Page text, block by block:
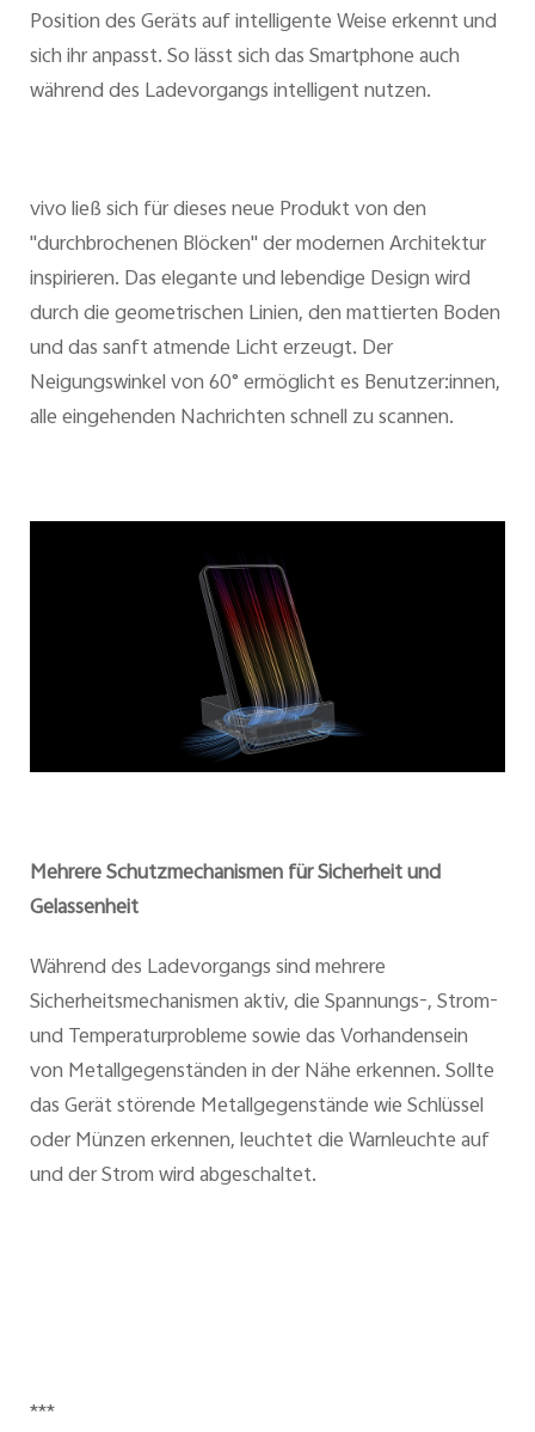
Position des Geräts auf intelligente Weise erkennt und
sich ihr anpasst. So lässt sich das Smartphone auch
während des Ladevorgangs intelligent nutzen.
vivo ließ sich für dieses neue Produkt von den
"durchbrochenen Blöcken" der modernen Architektur
inspirieren. Das elegante und lebendige Design wird
durch die geometrischen Linien, den mattierten Boden
und das sanft atmende Licht erzeugt. Der
Neigungswinkel von 60° ermöglicht es Benutzer:innen,
alle eingehenden Nachrichten schnell zu scannen.
Mehrere Schutzmechanismen für Sicherheit und
Gelassenheit
Während des Ladevorgangs sind mehrere
Sicherheitsmechanismen aktiv, die Spannungs-, Strom-
und Temperaturprobleme sowie das Vorhandensein
von Metallgegenständen in der Nähe erkennen. Sollte
das Gerät störende Metallgegenstände wie Schlüssel
oder Münzen erkennen, leuchtet die Warnleuchte auf
und der Strom wird abgeschaltet.
***